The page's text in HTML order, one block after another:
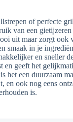
of perfecte
van een
uit maar zorgt ook
smaak in je
en sneller
en geeft het
het een duurzaam
en ook nog eens
is.